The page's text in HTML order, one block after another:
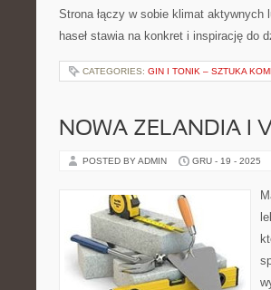
Strona łączy w sobie klimat
haseł stawia na konkret i inspirację do
CATEGORIES: GIN I TONIK – SZTUKA
NOWA ZELANDIA I
POSTED BY ADMIN GRU - 19 - 2025